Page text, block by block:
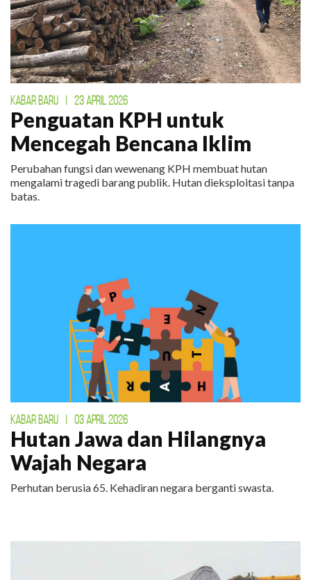
KABAR BARU | 23 APRIL 2026
Penguatan KPH untuk
Mencegah Bencana Iklim
Perubahan fungsi dan wewenang KPH membuat hutan
mengalami tragedi barang publik. Hutan dieksploitasi tanpa
batas.
KABAR BARU 03 APRIL 2026
Hutan Jawa dan Hilangnya
Wajah Negara
Perhutan berusia 65. Kehadiran negara berganti swasta.